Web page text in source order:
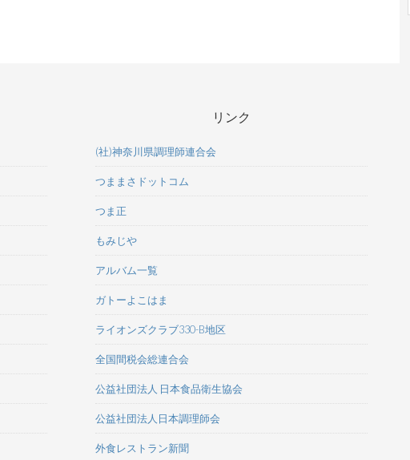
リンク
(社)神奈川県調理師連合会
つままさドットコム
つま正
もみじや
アルバム一覧
ガトーよこはま
ライオンズクラブ330-B地区
全国間税会総連合会
公益社団法人 日本食品衛生協会
公益社団法人日本調理師会
外食レストラン新聞